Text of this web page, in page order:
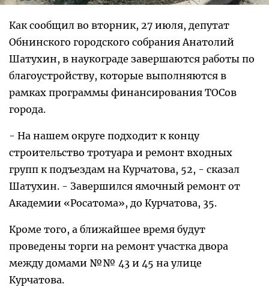
Как сообщил во вторник, 27 июля, депутат
Обнинского городского собрания Анатолий
Шатухин, в наукограде завершаются работы по
благоустройству, которые выполняются в
рамках программы финансирования ТОСов
города.
- На нашем округе подходит к концу
строительство тротуара и ремонт входных
групп к подъездам на Курчатова, 52, - сказал
Шатухин. - Завершился ямочный ремонт от
Академии «Росатома», до Курчатова, 35.
Кроме того, а ближайшее время будут
проведены торги на ремонт участка двора
между домами №№ 43 и 45 на улице
Курчатова.